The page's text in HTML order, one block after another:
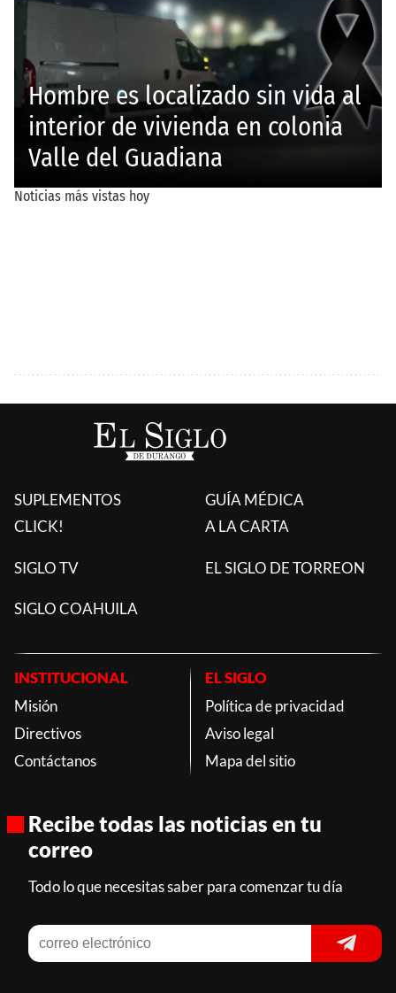
SUPLEMENTOS
CLICK!
GUÍA MÉDICA
A LA CARTA
SIGLO TV EL SIGLO DE TORREON
SIGLO COAHUILA
INSTITUCIONAL
Misión
Directivos
Contáctanos
EL SIGLO
Política de privacidad
Aviso legal
Mapa del sitio
Recibe todas las noticias en tu
correo
Todo lo que necesitas saber para comenzar tu día